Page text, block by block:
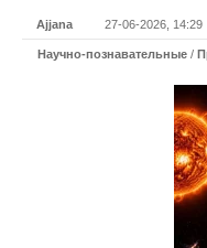
Ajjana 27-06-2026, 14:29
Научно-познавательные /